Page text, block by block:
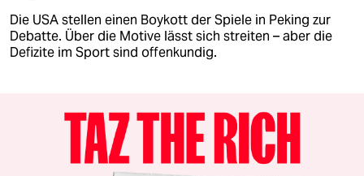
Die USA stellen einen Boykott der Spiele in Peking zur
Debatte. Über die Motive lässt sich streiten – aber die
Defizite im Sport sind offenkundig.